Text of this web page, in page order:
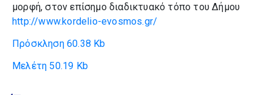
μορφή, στον επίσημο διαδικτυακό τόπο του Δήμου
http://www.kordelio-evosmos.gr/
Πρόσκληση 60.38 Kb
Μελέτη 50.19 Kb